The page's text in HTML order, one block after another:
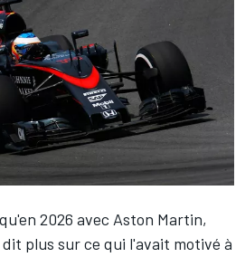
2026 avec Aston Martin,
dit plus sur ce qui l'avait motivé à